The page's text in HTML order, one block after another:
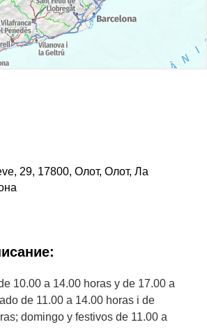
29, 17800, Олот, Олот, Ла
10.00 a 14.00 horas y de 17.00 a
de 11.00 a 14.00 horas i de
domingo y festivos de 11.00 a